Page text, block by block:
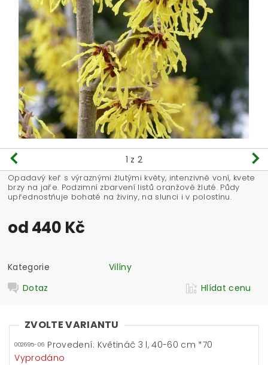
1 z 2
Opadavý keř s výraznými žlutými květy, intenzivně voní, kvete
brzy na jaře. Podzimní zbarvení listů oranžově žluté. Půdy
upřednostňuje bohaté na živiny, na slunci i v polostínu.
od 440 Kč
Kategorie
Vilíny
Dotaz
Hlídat cenu
ZVOLTE VARIANTU
002695-06 Provedení: Květináč 3 l, 40-60 cm *70
Vyprodáno